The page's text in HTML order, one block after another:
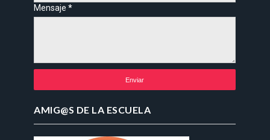
Mensaje*
AMIG@S DE LA ESCUELA